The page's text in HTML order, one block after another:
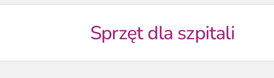
Sprzęt dla szpitali